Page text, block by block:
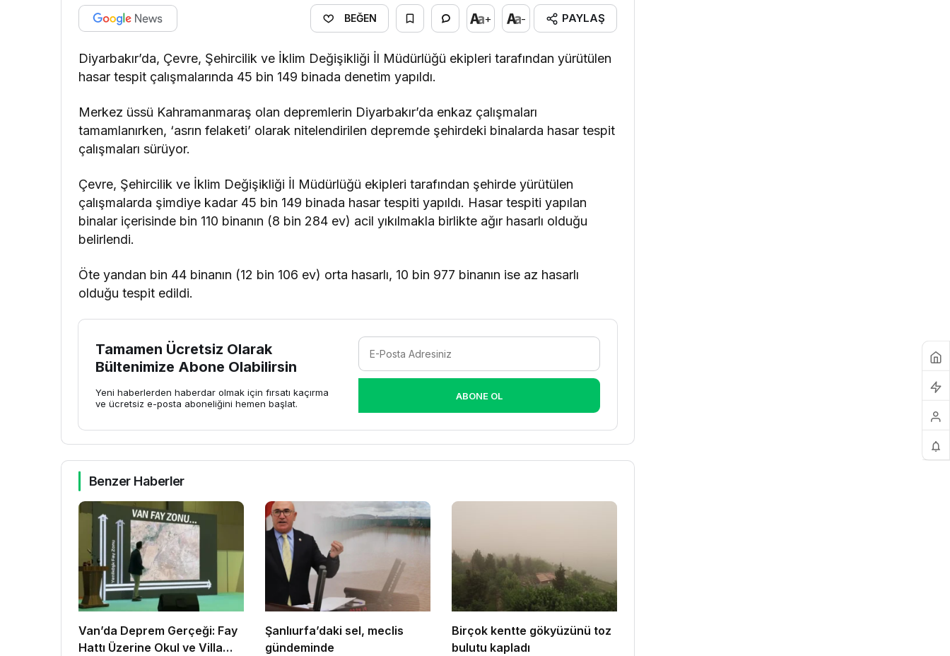
BEĞEN + - PAYLAŞ
Diyarbakır’da, Çevre, Şehircilik ve İklim Değişikliği İl Müdürlüğü ekipleri tarafından yürütülen
hasar tespit çalışmalarında 45 bin 149 binada denetim yapıldı.
Merkez üssü Kahramanmaraş olan depremlerin Diyarbakır’da enkaz çalışmaları
tamamlanırken, ‘asrın felaketi’ olarak nitelendirilen depremde şehirdeki binalarda hasar tespit
çalışmaları sürüyor.
Çevre, Şehircilik ve İklim Değişikliği İl Müdürlüğü ekipleri tarafından şehirde yürütülen
çalışmalarda şimdiye kadar 45 bin 149 binada hasar tespiti yapıldı. Hasar tespiti yapılan
binalar içerisinde bin 110 binanın (8 bin 284 ev) acil yıkılmakla birlikte ağır hasarlı olduğu
belirlendi.
Öte yandan bin 44 binanın (12 bin 106 ev) orta hasarlı, 10 bin 977 binanın ise az hasarlı
olduğu tespit edildi.
Tamamen Ücretsiz Olarak
Bültenimize Abone Olabilirsin
Yeni haberlerden haberdar olmak için fırsatı kaçırma
ve ücretsiz e-posta aboneliğini hemen başlat.
ABONE OL
Benzer Haberler
Van’da Deprem Gerçeği: Fay
Hattı Üzerine Okul ve Villa
Şanlıurfa’daki sel, meclis
gündeminde
Birçok kentte gökyüzünü toz
bulutu kapladı